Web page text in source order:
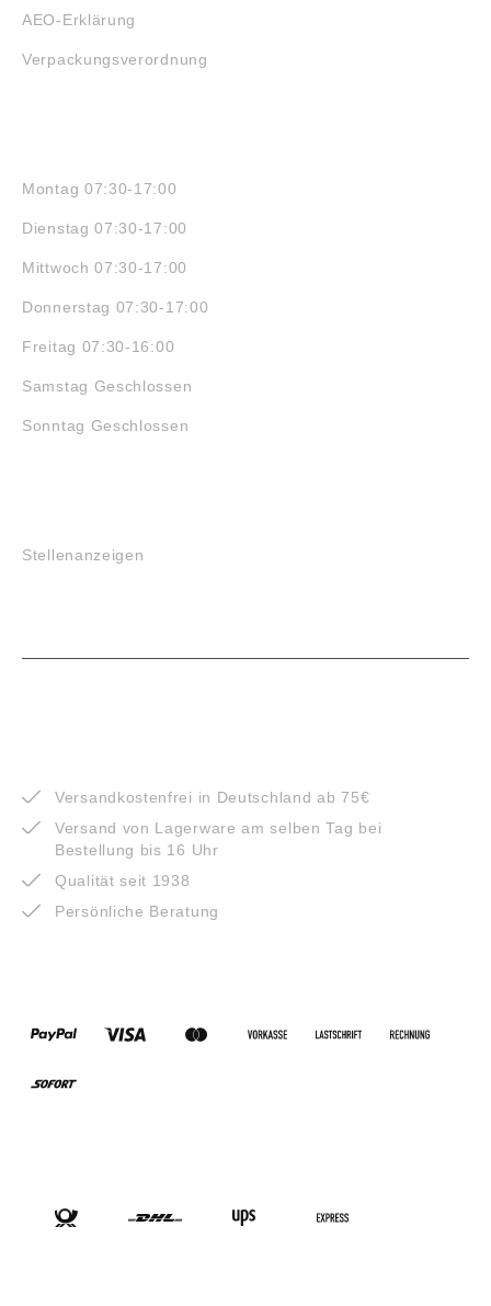
AEO-Erklärung
Verpackungsverordnung
Montag 07:30-17:00
Dienstag 07:30-17:00
Mittwoch 07:30-17:00
Donnerstag 07:30-17:00
Freitag 07:30-16:00
Samstag Geschlossen
Sonntag Geschlossen
Stellenanzeigen
Versandkostenfrei in Deutschland ab 75€
Versand von Lagerware am selben Tag bei
Bestellung bis 16 Uhr
Qualität seit 1938
Persönliche Beratung